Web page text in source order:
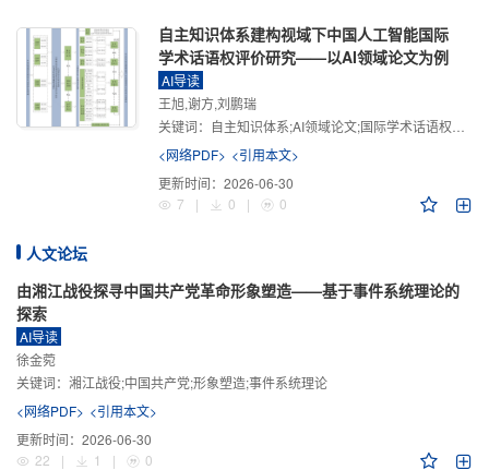
自主知识体系建构视域下中国人工智能国际
学术话语权评价研究——以AI领域论文为例
AI导读
王旭,谢方,刘鹏瑞
关键词： 自主知识体系;AI领域论文;国际学术话语权评价;学术影响力;学术感知力;学术传播力;学术引领力
<网络PDF> <引用本文>
更新时间： 2026-06-30
7
| 0 | 0
人文论坛
由湘江战役探寻中国共产党革命形象塑造——基于事件系统理论的
探索
AI导读
徐金菀
关键词： 湘江战役;中国共产党;形象塑造;事件系统理论
<网络PDF> <引用本文>
更新时间： 2026-06-30
22
| 1 | 0